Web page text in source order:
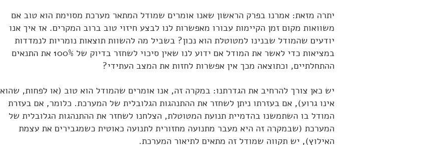
יתרה מזאת: אמרנו בפרק הראשון שאנו אומרים שמודל המתאר מערכת מסוימת הוא טוב אם
משוואות מקום זמן הקיימות עבורו מאפשרות לנו לבצע חיזוי טוב ברוב המקרים. אז איך אנו
יודעים שהמודל שבנינו למטוטלת הוא נכון? בשביל מה להשוות תוצאות נומריות לנמדדות
במציאות כדי לאשר את המודל אם ידוע לנו שאין סיכוי לשחזר בדיוק של 100% את התנאים
ההתחלתיים, וכתוצאה מכך אין אפשרות לחזות את המצב העתידי?
יש כאן צורך להרחיב את הגדרתנו: במקרה זה, אנו אומרים שהמודל הוא טוב (או לפחות, שהוא
אינו גרוע), אם בעזרתו ניתן לשחזר את ההתנהגות הגלובלית של המערכת. כלומר, אם בעזרת
המודל בו השתמשנו בהדמיית תנועת המטוטלת, הצלחנו לשחזר את ההתנהגות הגלובלית של
המערכת (שבמקרה זה היא מעבר מתנועה מחזורית לתנועה כאוטית כשמגבירים את עצמת
האילוץ), יש תקווה שמודל זה מתאים לתיאור המערכת.